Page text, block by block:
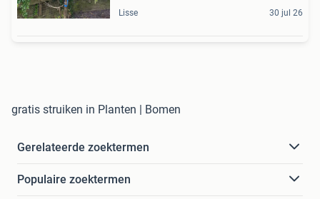
Lisse 30 jul 26
gratis struiken in Planten | Bomen
Gerelateerde zoektermen
Populaire zoektermen